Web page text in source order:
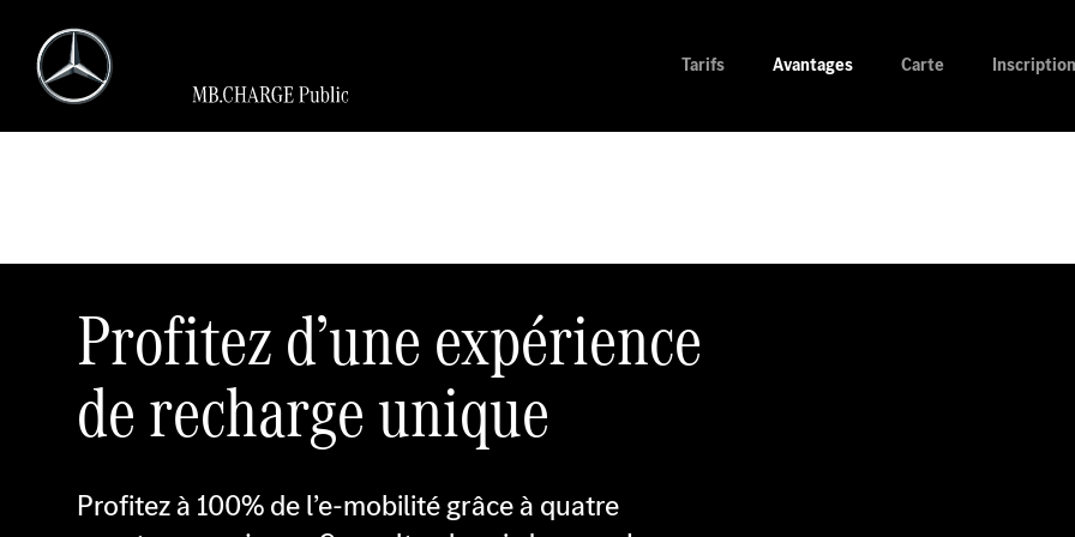
Tarifs Avantages Carte Inscription
Profitez d’une expérience
de recharge unique
Profitez à 100% de l’e-mobilité grâce à quatre